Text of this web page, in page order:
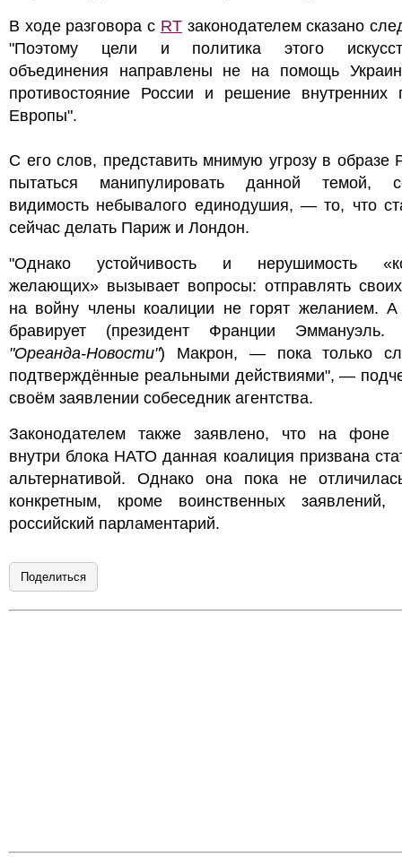
В ходе разговора с RTзаконодателем сказано
"Поэтому цели и политика этого
объединения направлены не на помощь
противостояние России и решение внутренних
Европы".
С его слов, представить мнимую угрозу в образе
пытаться манипулировать данной темой,
видимость небывалого единодушия, — то, что
сейчас делать Париж и Лондон.
"Однако устойчивость и нерушимость
желающих» вызывает вопросы: отправлять
на войну члены коалиции не горят желанием.
бравирует (президент Франции
"Ореанда-Новости") Макрон, — пока только
подтверждённые реальными действиями", —
своём заявлении собеседник агентства.
Законодателем также заявлено, что на фоне
внутри блока НАТО данная коалиция призвана
альтернативой. Однако она пока не
конкретным, кроме воинственных заявлений,
российский парламентарий.
Поделиться